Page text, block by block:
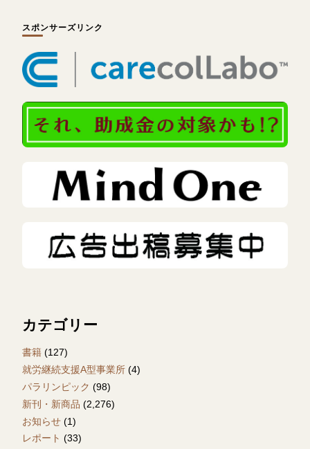
スポンサーズリンク
カテゴリー
書籍 (127)
就労継続支援A型事業所 (4)
パラリンピック (98)
新刊・新商品 (2,276)
お知らせ (1)
レポート (33)